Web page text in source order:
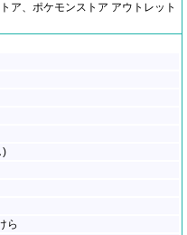
ア、ポケモンストア アウトレット
)
ら